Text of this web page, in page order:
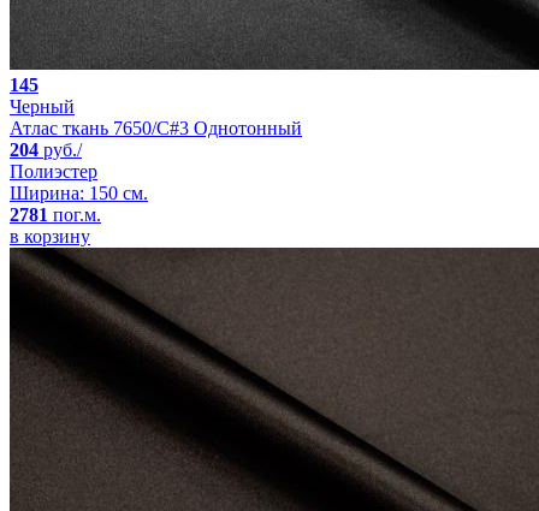
145
Черный
Атлас ткань 7650/C#3 Однотонный
204 руб./
Полиэстер
Ширина: 150 см.
2781 пог.м.
в корзину